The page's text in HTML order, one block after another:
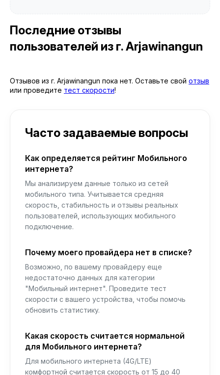
Последние отзывы
пользователей из г. Arjawinangun
Отзывов из г. Arjawinangun пока нет. Оставьте свой отзыв
или проведите тест скорости!
Часто задаваемые вопросы
Как определяется рейтинг Мобильного
интернета?
Мы анализируем данные только из сетей
мобильного типа. Учитывается средняя
скорость, стабильность и отзывы реальных
пользователей, использующих мобильного
подключение.
Почему моего провайдера нет в списке?
Возможно, по вашему провайдеру еще
недостаточно данных для категории
"Мобильный интернет". Проведите тест
скорости с вашего устройства, чтобы помочь
обновить статистику.
Какая скорость считается нормальной
для Мобильного интернета?
Для мобильного интернета (4G/LTE)
комфортной считается скорость от 15 до 40